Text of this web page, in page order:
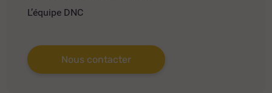
L’équipe DNC
Nous contacter